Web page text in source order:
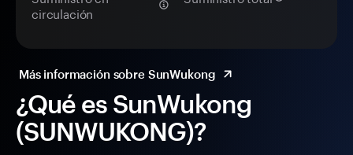
¿Qué es SunWukong
(SUNWUKONG)?
circulación
Más información sobre SunWukong